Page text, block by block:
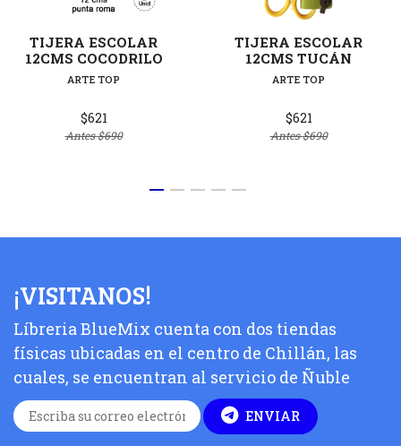
TIJERA ESCOLAR
12CMS COCODRILO
ARTE TOP
$621
Antes$690
TIJERA ESCOLAR
12CMS TUCÁN
ARTE TOP
$621
Antes$690
¡VISITANOS!
Líbreria BlueMix cuenta con dos tiendas
físicas ubicadas en el centro de Chillán, las
cuales, se encuentran al servicio de Ñuble
ENVIAR